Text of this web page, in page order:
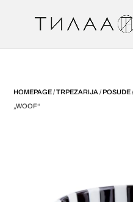
HOMEPAGE/TRPEZARIJA /POSUDE
„WOOF“